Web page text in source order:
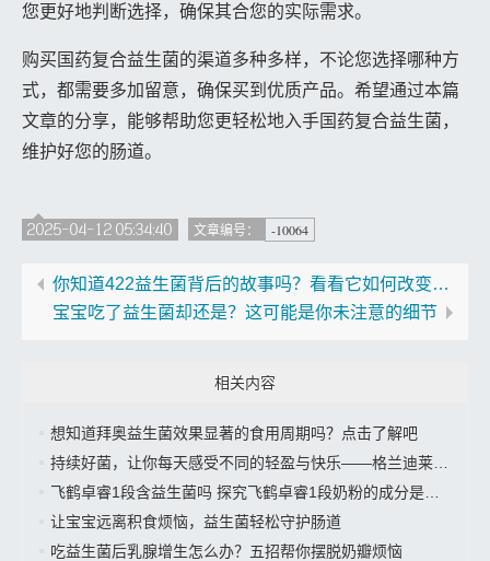
您更好地判断选择，确保其合您的实际需求。
购买国药复合益生菌的渠道多种多样，不论您选择哪种方
式，都需要多加留意，确保买到优质产品。希望通过本篇
文章的分享，能够帮助您更轻松地入手国药复合益生菌，
维护好您的肠道。
2025-04-12 05:34:40 文章编号： -10064
你知道422益生菌背后的故事吗？看看它如何改变你的生活”
宝宝吃了益生菌却还是？这可能是你未注意的细节
相关内容
想知道拜奥益生菌效果显著的食用周期吗？点击了解吧
持续好菌，让你每天感受不同的轻盈与快乐——格兰迪莱益生菌来袭”
飞鹤卓睿1段含益生菌吗 探究飞鹤卓睿1段奶粉的成分是否有益生菌
让宝宝远离积食烦恼，益生菌轻松守护肠道
吃益生菌后乳腺增生怎么办？五招帮你摆脱奶瓣烦恼